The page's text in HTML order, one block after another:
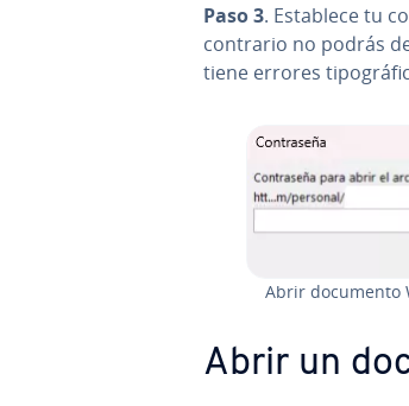
Paso 3. Establece tu
contrario no podrás
tiene errores
Abrir documento
Abrir un